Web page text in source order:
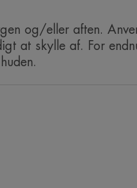
og/eller aften.
at skylle af. For